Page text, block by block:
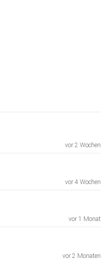
vor 2 Wochen
vor 4 Wochen
vor 1 Monat
vor 2 Monaten